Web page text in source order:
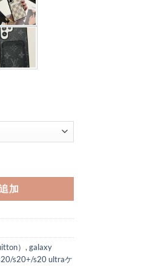
加
） , galaxy
s20+/s20 ultraケ